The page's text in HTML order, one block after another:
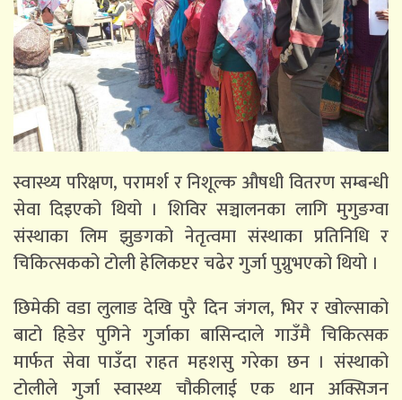
स्वास्थ्य परिक्षण, परामर्श र निशूल्क औषधी वितरण सम्बन्धी
सेवा दिइएको थियो । शिविर सञ्चालनका लागि मुगुङग्वा
संस्थाका लिम झुङगको नेतृत्वमा संस्थाका प्रतिनिधि र
चिकित्सकको टोली हेलिकप्टर चढेर गुर्जा पुग्नुभएको थियो ।
छिमेकी वडा लुलाङ देखि पुरै दिन जंगल, भिर र खोल्साको
बाटो हिडेर पुगिने गुर्जाका बासिन्दाले गाउँमै चिकित्सक
मार्फत सेवा पाउँदा राहत महशसु गरेका छन । संस्थाको
टोलीले गुर्जा स्वास्थ्य चौकीलाई एक थान अक्सिजन